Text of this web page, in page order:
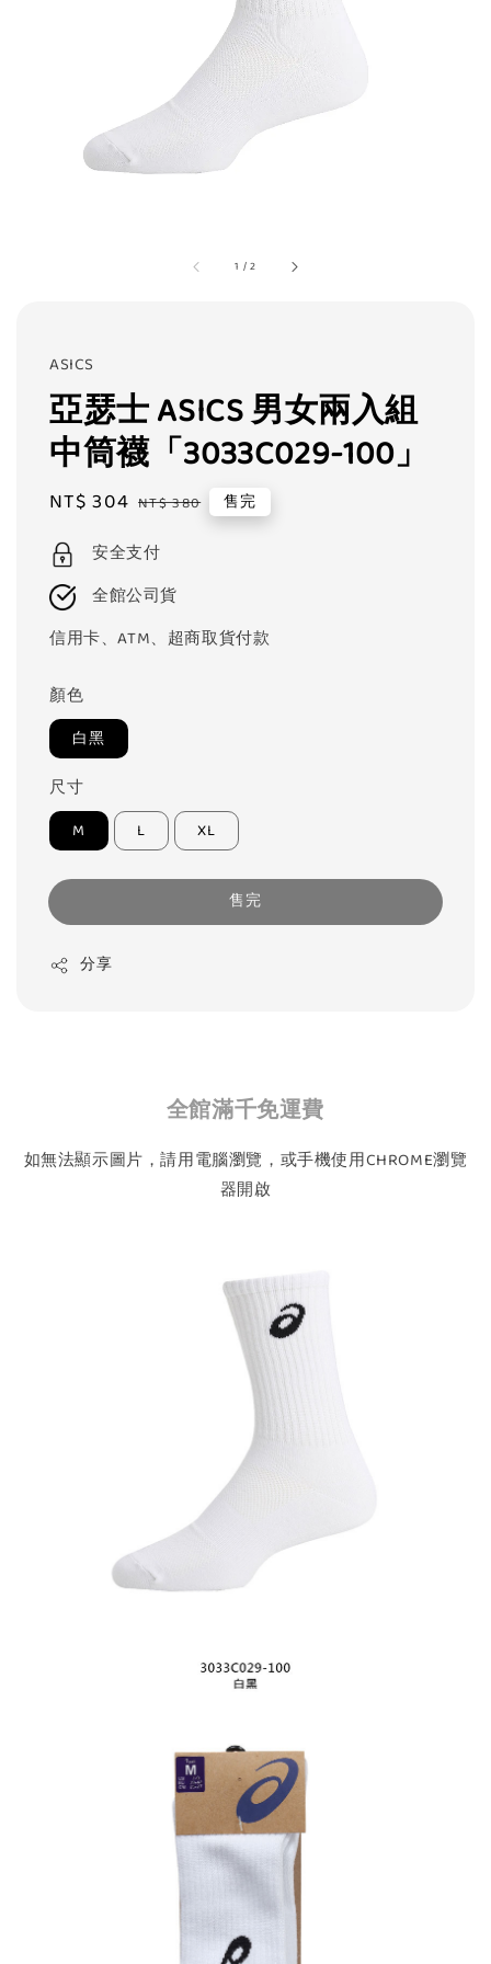
1 /2
ASICS
亞瑟士 ASICS 男女兩入組
中筒襪「3033C029-100」
Sale
NT$ 304 Regular
NT$ 380 售完
安全支付
全館公司貨
信用卡、ATM、超商取貨付款
顏色
白黑
尺寸
M L XL
售完
分享
全館滿千免運費
如無法顯示圖片，請用電腦瀏覽，或手機使用CHROME瀏覽
器開啟